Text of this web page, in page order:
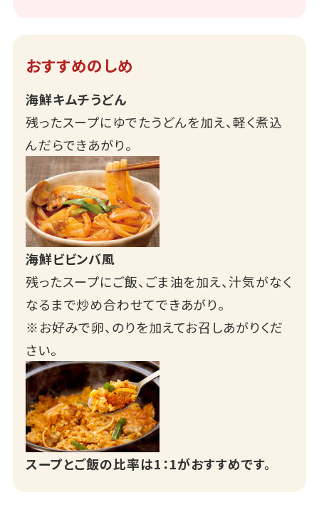
おすすめのしめ
海鮮キムチうどん
残ったスープにゆでたうどんを加え、軽く煮込
んだらできあがり。
海鮮ビビンバ風
残ったスープにご飯、ごま油を加え、汁気がなく
なるまで炒め合わせてできあがり。
※お好みで卵、のりを加えてお召しあがりくだ
さい。
スープとご飯の比率は1：1がおすすめです。